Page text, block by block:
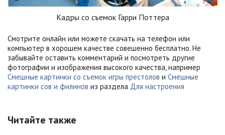
Кадры со съемок Гарри Поттера
Смотрите онлайн или можете скачать на телефон или
компьютер в хорошем качестве совешенно бесплатно. Не
забывайте оставить комментарий и посмотреть другие
фотографии и изображения высокого качества, например
Смешные картинки со съемок игры престолов и Смешные
картинки сов и филинов из раздела Для настроения
Читайте также